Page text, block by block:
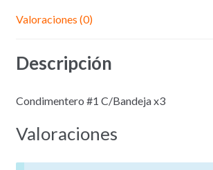
Valoraciones (0)
Descripción
Condimentero #1 C/Bandeja x3
Valoraciones